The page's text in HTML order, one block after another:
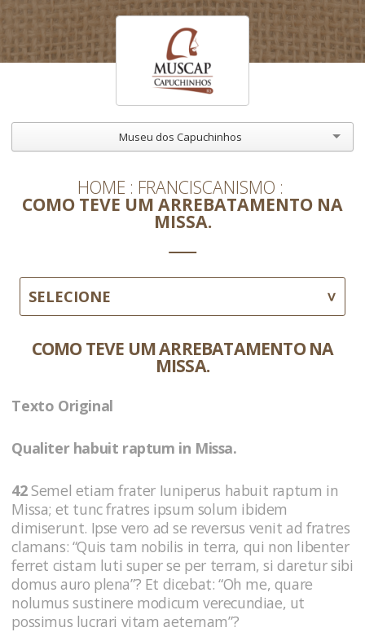
Museu dos Capuchinhos
HOME FRANCISCANISMO
COMO TEVE UM ARREBATAMENTO NA
MISSA.
SELECIONE
COMO TEVE UM ARREBATAMENTO NA
MISSA.
Texto Original
Qualiter habuit raptum in Missa.
42Semel etiam frater Iuniperus habuit raptum in
Missa; et tunc fratres ipsum solum ibidem
dimiserunt. Ipse vero ad se reversus venit ad fratres
clamans: “Quis tam nobilis in terra, qui non libenter
ferret cistam luti super se per terram, si daretur sibi
domus auro plena”? Et dicebat: “Oh me, quare
nolumus sustinere modicum verecundiae, ut
possimus lucrari vitam aeternam”?